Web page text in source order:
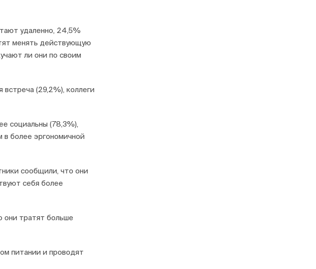
удаленно, 24,5%
менять действующую
ли они по своим
встреча (29,2%), коллеги
социальны (78,3%),
в более эргономичной
сообщили, что они
себя более
они тратят больше
питании и проводят